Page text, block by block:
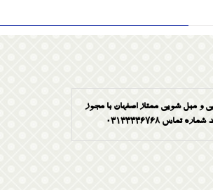
و مبل شویی ممتاز اصفهان با مجوز